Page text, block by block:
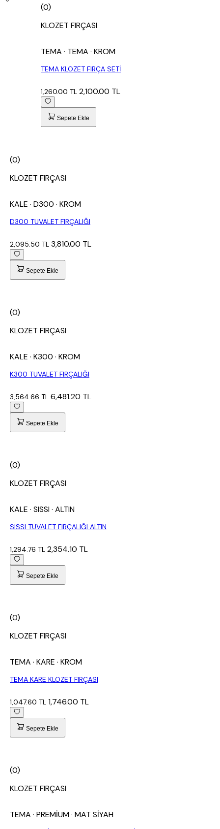
(0)
KLOZET FIRÇASI
TEMA · TEMA · KROM
TEMA KLOZET FIRÇA SETİ
1,260.00 TL 2,100.00 TL
Sepete Ekle
(0)
KLOZET FIRÇASI
KALE · D300 · KROM
D300 TUVALET FIRÇALIĞI
2,095.50 TL 3,810.00 TL
Sepete Ekle
(0)
KLOZET FIRÇASI
KALE · K300 · KROM
K300 TUVALET FIRÇALIĞI
3,564.66 TL 6,481.20 TL
Sepete Ekle
(0)
KLOZET FIRÇASI
KALE · SISSI· ALTIN
SISSI TUVALET FIRÇALIĞI ALTIN
1,294.76 TL 2,354.10 TL
Sepete Ekle
(0)
KLOZET FIRÇASI
TEMA · KARE · KROM
TEMA KARE KLOZET FIRÇASI
1,047.60 TL 1,746.00 TL
Sepete Ekle
(0)
KLOZET FIRÇASI
TEMA · PREMİUM· MAT SİYAH